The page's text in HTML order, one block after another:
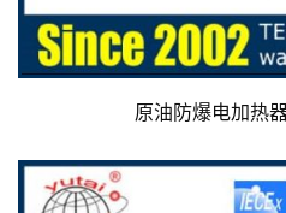
原油防爆电加热